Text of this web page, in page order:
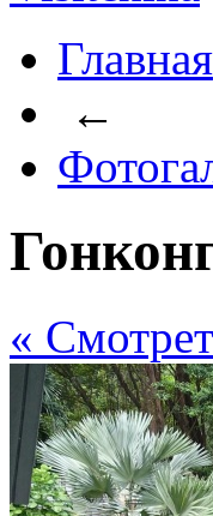
Главная
←
«